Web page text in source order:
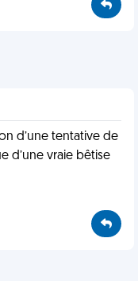
d’une tentative de
d’une vraie bêtise